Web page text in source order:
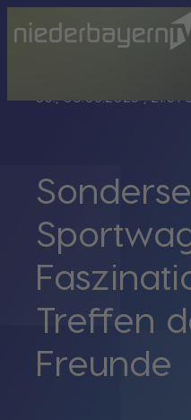
So., 03.08.2025, 21:01
Treffen
Freunde